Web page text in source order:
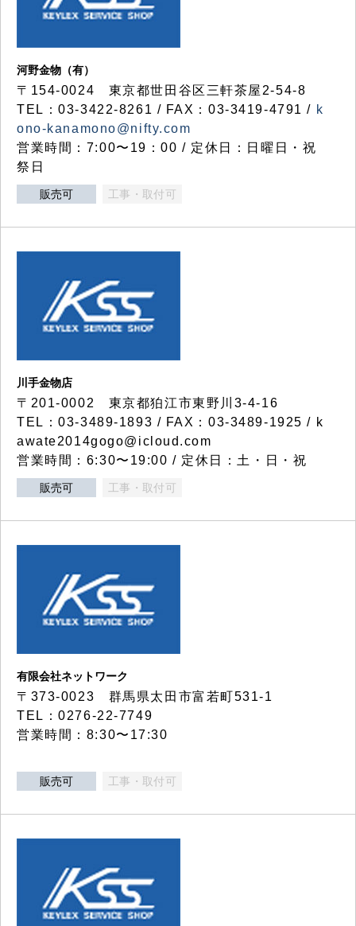
河野金物（有）
〒154-0024 東京都世田谷区三軒茶屋2-54-8
TEL：03-3422-8261 / FAX：03-3419-4791 / k
ono-kanamono@nifty.com
営業時間：7:00〜19：00 / 定休日：日曜日・祝
祭日
販売可 工事・取付可
川手金物店
〒201-0002 東京都狛江市東野川3-4-16
TEL：03-3489-1893 / FAX：03-3489-1925 / k
awate2014gogo@icloud.com
営業時間：6:30〜19:00 / 定休日：土・日・祝
販売可 工事・取付可
有限会社ネットワーク
〒373-0023 群馬県太田市富若町531-1
TEL：0276-22-7749
営業時間：8:30〜17:30
販売可 工事・取付可